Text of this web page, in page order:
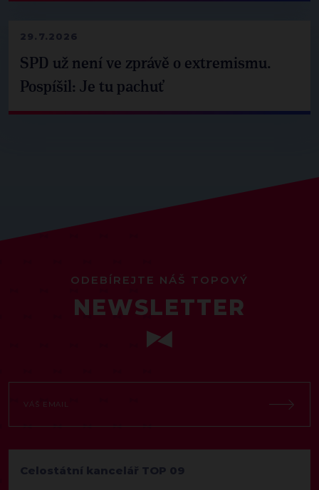
29.7.2026
SPD už není ve zprávě o extremismu.
Pospíšil: Je tu pachuť
ODEBÍREJTE NÁŠ TOPOVÝ
NEWSLETTER
Celostátní kancelář TOP 09